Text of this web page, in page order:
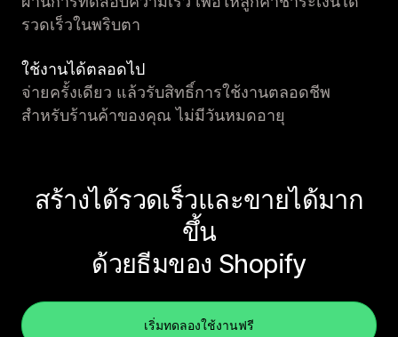
รวดเร็วในพริบตา
ใช้งานได้ตลอดไป
จ่ายครั้งเดียว แล้วรับสิทธิ์การใช้งานตลอดชีพ
สำหรับร้านค้าของคุณ ไม่มีวันหมดอายุ
สร้างได้รวดเร็วและขายได้มาก
ขึ้น
ด้วยธีมของ Shopify
เริ่มทดลองใช้งานฟรี